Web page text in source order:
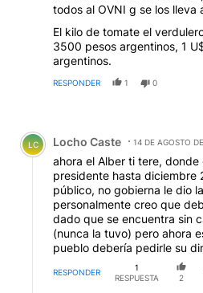
todos al OVNI g se los lleva
El kilo de tomate el
3500 pesos argentinos, 1
argentinos.
RESPONDER 1 0
Comentario de Locho Caste.
LC Locho Caste 14 DE AGOSTO
ahora el Alber ti tere,
presidente hasta diciembre
público, no gobierna le dio
personalmente creo que
dado que se encuentra sin
(nunca la tuvo) pero ahora
pueblo debería pedirle su
RESPONDER
1
RESPUESTA
2